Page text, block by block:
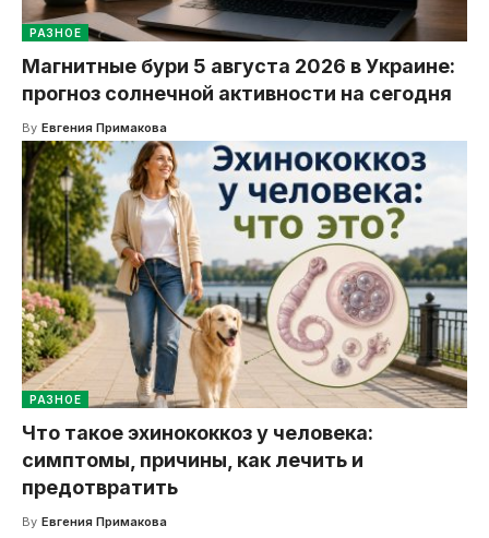
РАЗНОЕ
Магнитные бури 5 августа 2026 в Украине:
прогноз солнечной активности на сегодня
By Евгения Примакова
РАЗНОЕ
Что такое эхинококкоз у человека:
симптомы, причины, как лечить и
предотвратить
By Евгения Примакова